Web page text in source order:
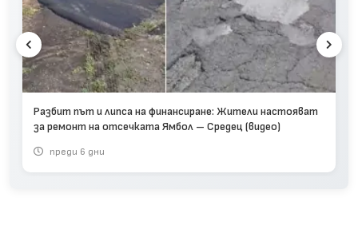
Разбит път и липса на финансиране: Жители настояват
за ремонт на отсечката Ямбол – Средец (видео)
преди 6 дни